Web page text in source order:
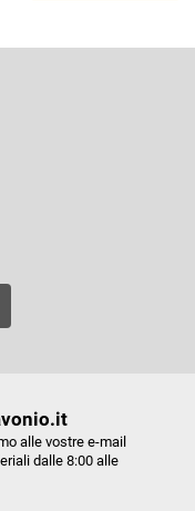
alle vostre e-mail
dalle 8:00 alle